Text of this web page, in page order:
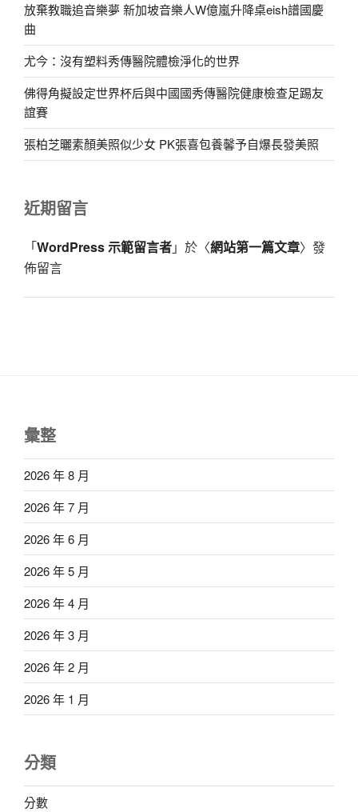
放棄教職追音樂夢 新加坡音樂人W億嵐升降桌eish譜國慶
曲
尤今：沒有塑料秀傳醫院體檢淨化的世界
佛得角擬設定世界杯后與中國國秀傳醫院健康檢查足踢友
誼賽
張柏芝曬素顏美照似少女 PK張喜包養馨予自爆長發美照
近期留言
「WordPress 示範留言者」於〈網站第一篇文章〉發
佈留言
彙整
2026 年 8 月
2026 年 7 月
2026 年 6 月
2026 年 5 月
2026 年 4 月
2026 年 3 月
2026 年 2 月
2026 年 1 月
分類
分數